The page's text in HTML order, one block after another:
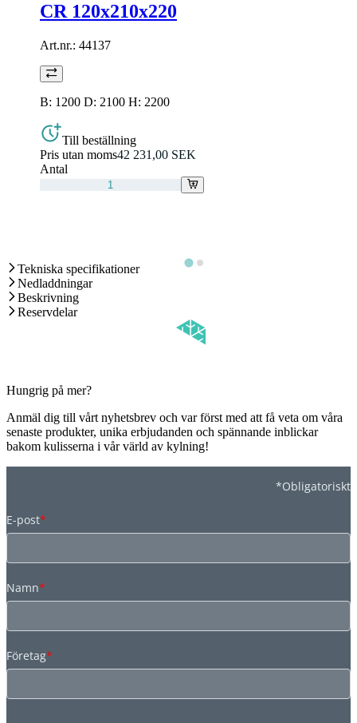
CR 120x210x220
Art.nr.: 44137
B: 1200 D: 2100 H: 2200
Till beställning
Pris utan moms42 231,00 SEK
Antal
Tekniska specifikationer
Nedladdningar
Beskrivning
Reservdelar
Hungrig på mer?
Anmäl dig till vårt nyhetsbrev och var först med att få veta om våra
senaste produkter, unika erbjudanden och spännande inblickar
bakom kulisserna i vår värld av kylning!
*Obligatoriskt
E-post*
Namn*
Företag*